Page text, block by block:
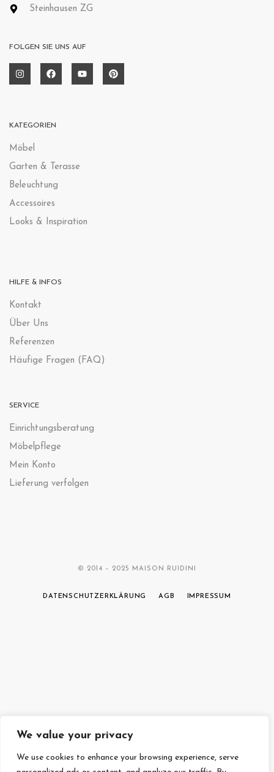
We value your privacy
We use cookies to enhance your browsing experience, serve
Steinhausen ZG
FOLGEN SIE UNS AUF
KATEGORIEN
Möbel
Garten & Terasse
Beleuchtung
Accessoires
Looks & Inspiration
HILFE & INFOS
Kontakt
Über Uns
Referenzen
Häufige Fragen (FAQ)
SERVICE
Einrichtungsberatung
Möbelpflege
Mein Konto
Lieferung verfolgen
© 2014 – 2025 MAISON RUIDINI
DATENSCHUTZERKLÄRUNG AGB IMPRESSUM